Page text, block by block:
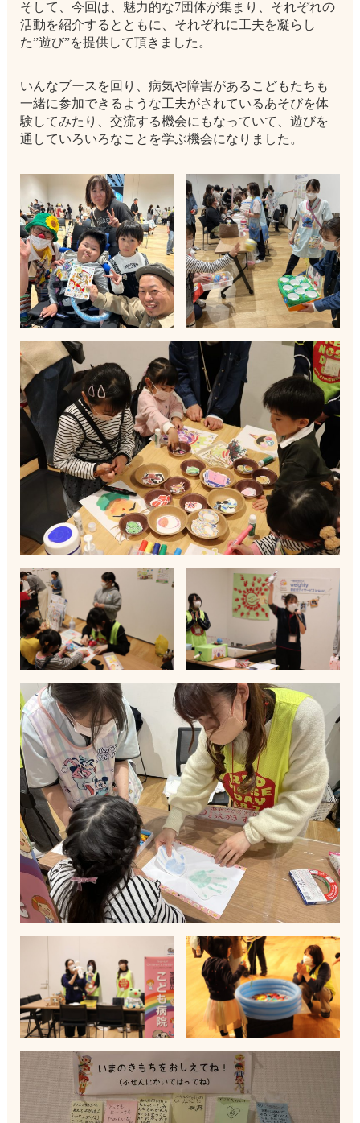
そして、今回は、魅力的な7団体が集まり、それぞれの
活動を紹介するとともに、それぞれに工夫を凝らし
た”遊び”を提供して頂きました。
いんなブースを回り、病気や障害があるこどもたちも
一緒に参加できるような工夫がされているあそびを体
験してみたり、交流する機会にもなっていて、遊びを
通していろいろなことを学ぶ機会になりました。